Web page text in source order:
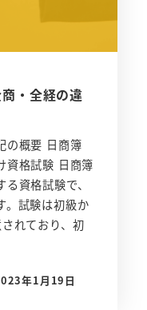
・全経の違
の概要 日商簿
資格試験 日商簿
資格試験で、
。試験は初級か
れており、初
年1月19日